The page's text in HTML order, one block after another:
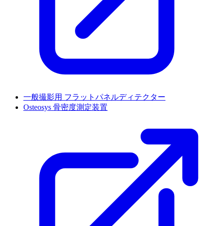
一般撮影用 フラットパネルディテクター
Osteosys 骨密度測定装置